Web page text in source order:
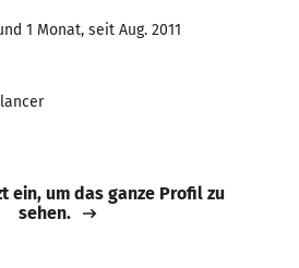
1 Monat, seit Aug. 2011
ein, um das ganze Profil zu
sehen.